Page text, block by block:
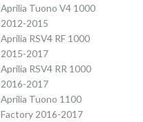
Aprilia Tuono V4 1000
2012-2015
Aprilia RSV4 RF 1000
2015-2017
Aprilia RSV4 RR 1000
2016-2017
Aprilia Tuono 1100
Factory 2016-2017